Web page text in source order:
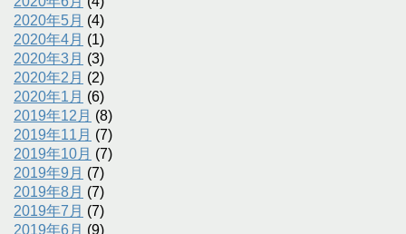
2020年5月 (4)
2020年4月 (1)
2020年3月 (3)
2020年2月 (2)
2020年1月 (6)
2019年12月 (8)
2019年11月 (7)
2019年10月 (7)
2019年9月 (7)
2019年8月 (7)
2019年7月 (7)
2019年6月 (9)